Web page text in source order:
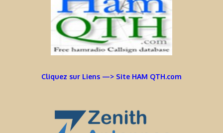
Cliquez sur Liens —> Site HAM QTH.com